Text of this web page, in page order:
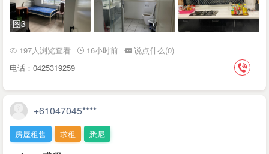
图3
197人浏览查看 16小时前
说点什么(0)
电话：0425319259
+61047045****
房屋租售 求租 悉尼